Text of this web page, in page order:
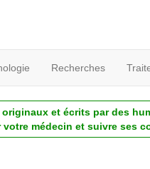
Recherches
et écrits par des
médecin et suivre ses